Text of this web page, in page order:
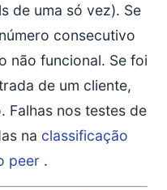
de uma só vez). Se
consecutivo
não funcional. Se foi
de um cliente,
Falhas nos testes de
na classificação
peer .